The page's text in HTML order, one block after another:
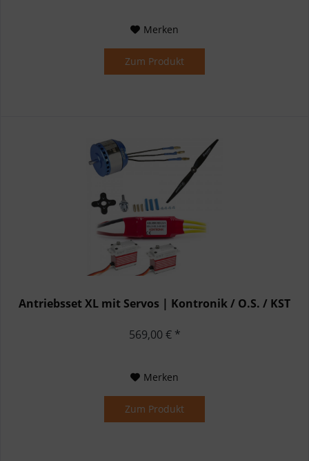
Merken
Zum Produkt
Antriebsset XL mit Servos | Kontronik / O.S. / KST
569,00 € *
Merken
Zum Produkt